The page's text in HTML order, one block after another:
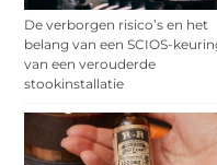
De verborgen risico’s en het
belang van een SCIOS-
van een verouderde
stookinstallatie